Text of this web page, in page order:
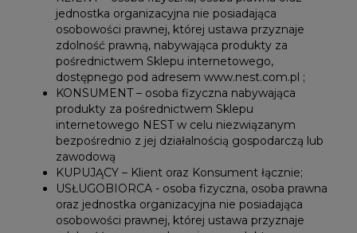
jednostka organizacyjna nie posiadająca
osobowości prawnej, której ustawa przyznaje
zdolność prawną, nabywająca produkty za
pośrednictwem Sklepu internetowego,
dostępnego pod adresem www.nest.com.pl ;
KONSUMENT – osoba fizyczna nabywająca
produkty za pośrednictwem Sklepu
internetowego NEST w celu niezwiązanym
bezpośrednio z jej działalnością gospodarczą lub
zawodową
KUPUJĄCY – Klient oraz Konsument łącznie;
USŁUGOBIORCA - osoba fizyczna, osoba prawna
oraz jednostka organizacyjna nie posiadająca
osobowości prawnej, której ustawa przyznaje